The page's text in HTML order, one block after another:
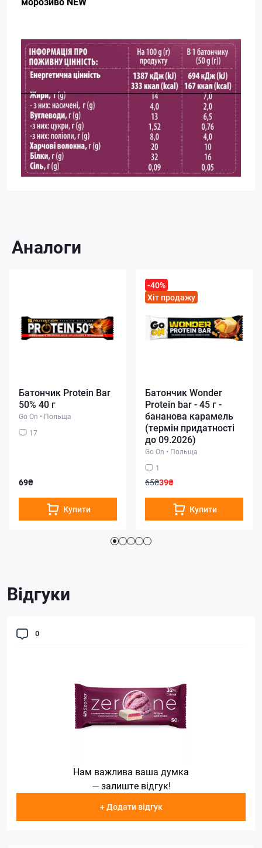
Аналоги
Батончик Protein Bar
50% 40 г
Go On • Польща
17
69₴
Купити
-40%
Хіт продажу
Батончик Wonder
Protein bar - 45 г -
бананова карамель
(термін придатності
до 09.2026)
Go On • Польща
1
65₴39₴
Купити
Відгуки
0
Нам важлива ваша думка
— залиште відгук!
+ Додати відгук